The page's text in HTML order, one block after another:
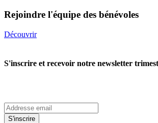
Rejoindre l'équipe des bénévoles
Découvrir
S'inscrire et recevoir notre newsletter
S'inscrire